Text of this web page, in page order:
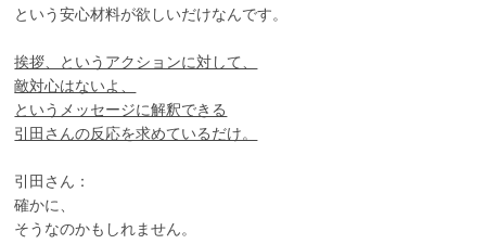
という安心材料が欲しいだけなんです。
挨拶、というアクションに対して、
敵対心はないよ、
というメッセージに解釈できる
引田さんの反応を求めているだけ。
引田さん：
確かに、
そうなのかもしれません。